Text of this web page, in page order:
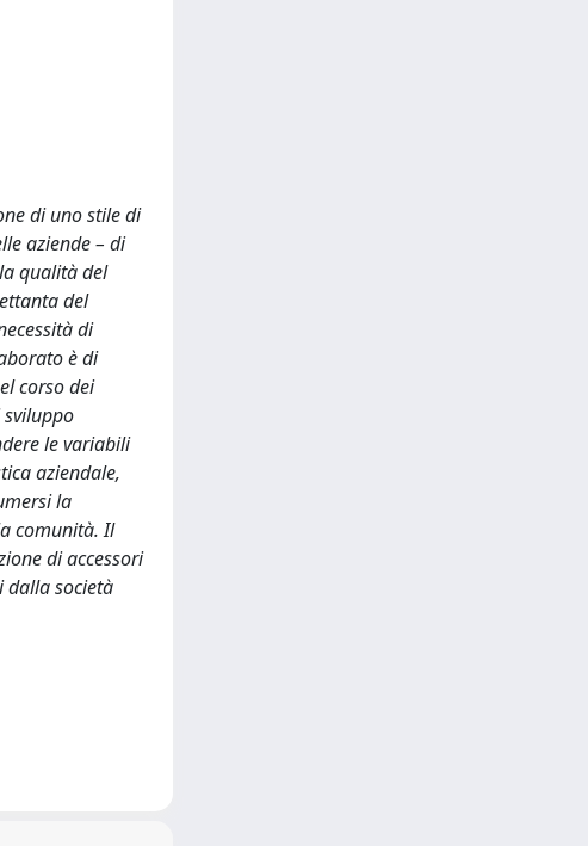
di uno stile di
aziende – di
qualità del
del
di
è di
corso dei
le variabili
aziendale,
la
comunità. Il
di accessori
dalla società